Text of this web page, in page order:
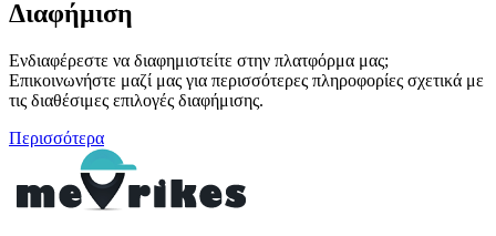
Διαφήμιση
Ενδιαφέρεστε να διαφημιστείτε στην πλατφόρμα μας;
Επικοινωνήστε μαζί μας για περισσότερες πληροφορίες σχετικά με
τις διαθέσιμες επιλογές διαφήμισης.
Περισσότερα